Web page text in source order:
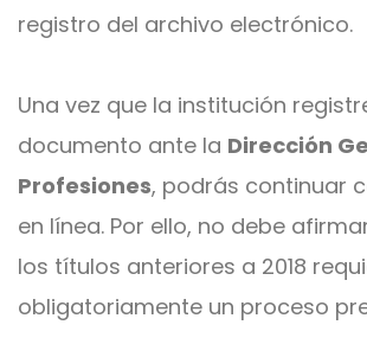
registro del archivo electrónico.
Una vez que la institución
documento ante la Dirección
Profesiones, podrás continuar
en línea. Por ello, no debe
los títulos anteriores a 2018
obligatoriamente un proceso